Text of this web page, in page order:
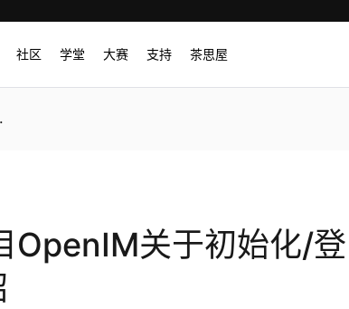
社区 学堂 大赛 支持 茶思屋
OpenIM关于初始化/登